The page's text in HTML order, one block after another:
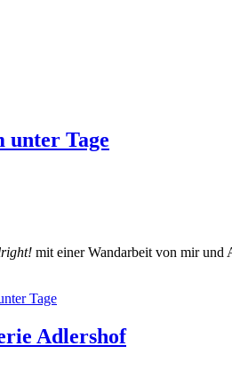
unter Tage
mit einer Wandarbeit von mir und
Tage
Adlershof